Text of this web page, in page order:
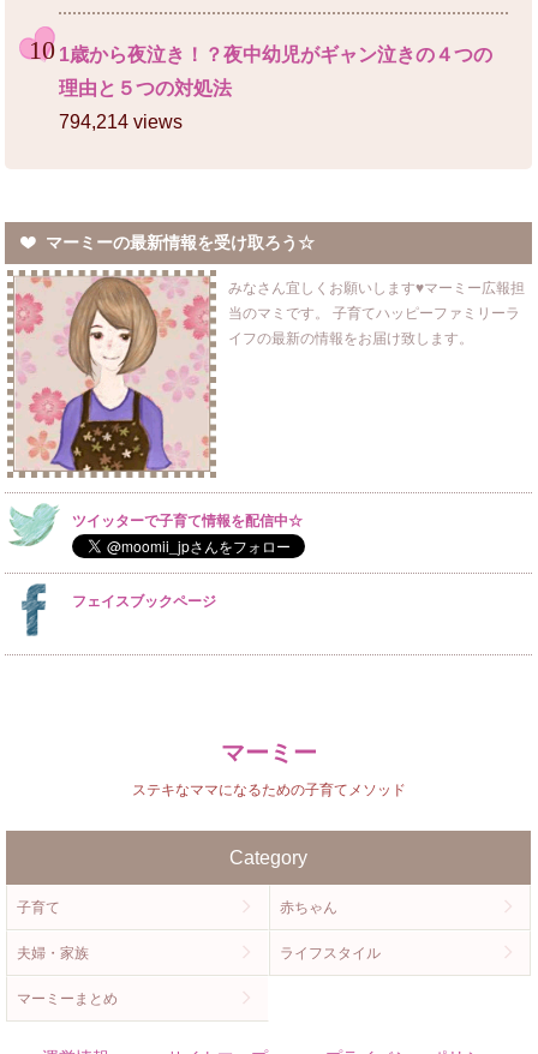
1歳から夜泣き！？夜中幼児がギャン泣きの４つの
理由と５つの対処法
794,214 views
マーミーの最新情報を受け取ろう☆
みなさん宜しくお願いします♥マーミー広報担
当のマミです。 子育てハッピーファミリーラ
イフの最新の情報をお届け致します。
ツイッターで子育て情報を配信中☆
フェイスブックページ
マーミー
ステキなママになるための子育てメソッド
Category
子育て 赤ちゃん
夫婦・家族 ライフスタイル
マーミーまとめ